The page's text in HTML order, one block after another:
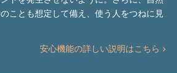
ことも想定して備え、使う人をつねに見
安⼼機能の詳しい説明はこちら